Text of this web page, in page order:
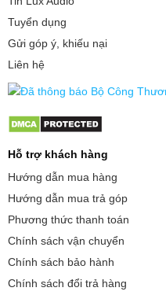
Tuyển dụng
Gửi góp ý, khiếu nại
Liên hệ
Hỗ trợ khách hàng
Hướng dẫn mua hàng
Hướng dẫn mua trả góp
Phương thức thanh toán
Chính sách vận chuyển
Chính sách bảo hành
Chính sách đổi trả hàng